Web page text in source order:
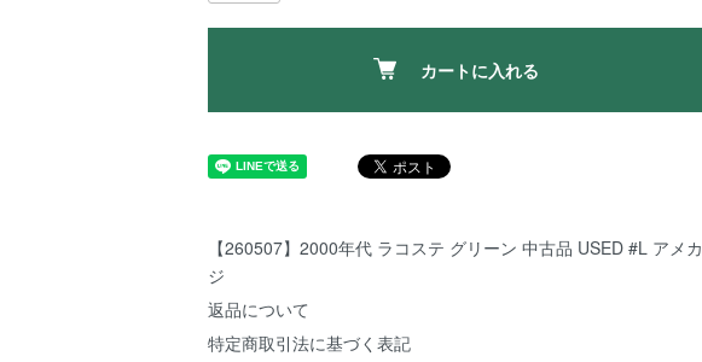
カートに入れる
【260507】2000年代 ラコステ グリーン 中古品 USED #L アメカ
ジ
返品について
特定商取引法に基づく表記